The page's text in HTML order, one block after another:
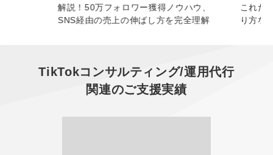
解説！50万フォロワー獲得ノウハウ、
SNS経由の売上の伸ばし方を完全理解
これだ
り方な
TikTokコンサルティング/運用代行
関連のご支援実績